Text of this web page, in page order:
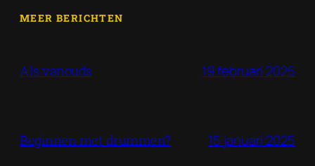
MEER BERICHTEN
Als vanouds 19 februari 2025
Beginnen met drummen? 15 januari 2025